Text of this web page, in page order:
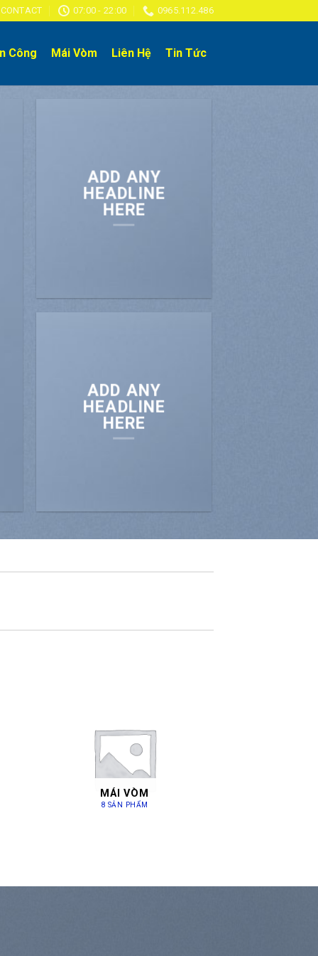
CONTACT 07:00 - 22:00 0965.112.486
Công Mái Vòm Liên Hệ Tin Tức
ADD ANY
HEADLINE
HERE
ADD ANY
HEADLINE
HERE
MÁI VÒM
8 SẢN PHẨM